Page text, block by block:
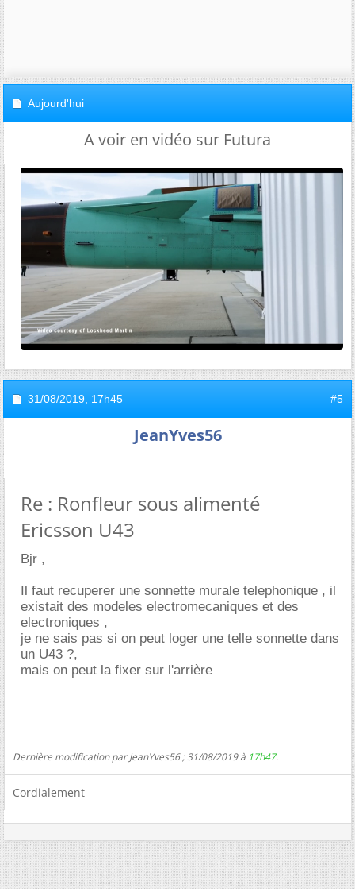
Aujourd'hui
A voir en vidéo sur Futura
31/08/2019, 17h45 #5
JeanYves56
Re : Ronfleur sous alimenté
Ericsson U43
Bjr ,
Il faut recuperer une sonnette murale telephonique , il
existait des modeles electromecaniques et des
electroniques ,
je ne sais pas si on peut loger une telle sonnette dans
un U43 ?,
mais on peut la fixer sur l'arrière
Dernière modification par JeanYves56 ; 31/08/2019 à 17h47.
Cordialement